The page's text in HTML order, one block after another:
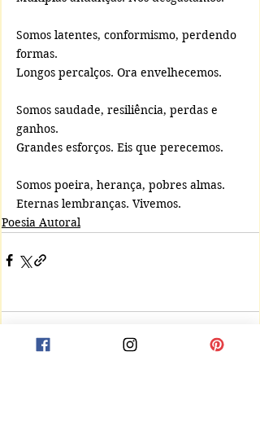
Somos latentes, conformismo, perdendo
formas.
Longos percalços. Ora envelhecemos.
Somos saudade, resiliência, perdas e
ganhos.
Grandes esforços. Eis que perecemos.
Somos poeira, herança, pobres almas.
Eternas lembranças. Vivemos.
Poesia Autoral
header.all-comments